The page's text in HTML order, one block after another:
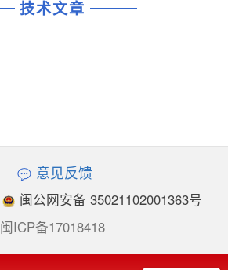
技术文章
意见反馈
闽公网安备 35021102001363号
闽ICP备17018418